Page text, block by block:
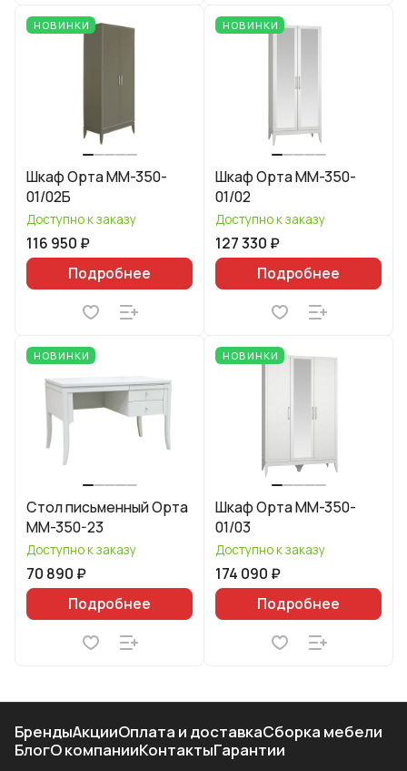
НОВИНКИ
Шкаф Орта ММ-350-
01/02Б
Доступно к заказу
116 950 ₽
Подробнее
НОВИНКИ
Шкаф Орта ММ-350-
01/02
Доступно к заказу
127 330 ₽
Подробнее
НОВИНКИ
Стол письменный Орта
ММ-350-23
Доступно к заказу
70 890 ₽
Подробнее
НОВИНКИ
Шкаф Орта ММ-350-
01/03
Доступно к заказу
174 090 ₽
Подробнее
БрендыАкцииОплата и доставкаСборка мебели
БлогО компанииКонтактыГарантии